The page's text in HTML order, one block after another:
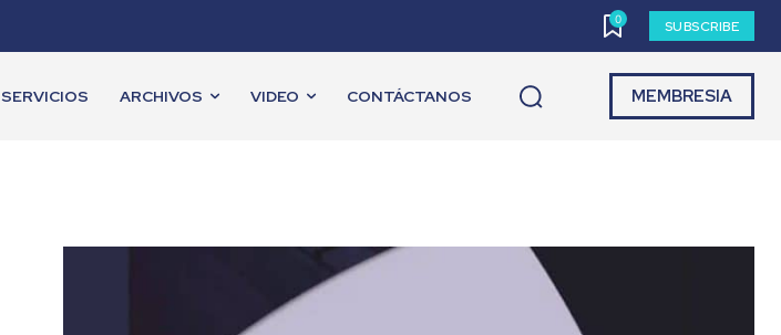
0 SUBSCRIBE
SERVICIOS ARCHIVOS VIDEO CONTÁCTANOS MEMBRESIA